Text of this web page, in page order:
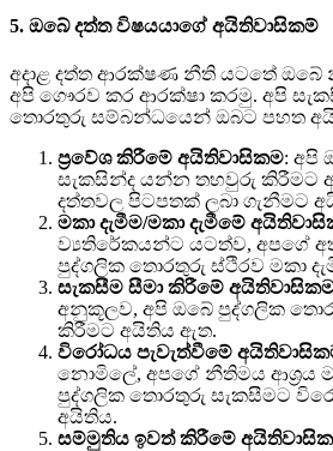
5. ඔබේ දත්ත විෂයයාගේ අයිතිවාසිකම්
අදාළ දත්ත ආරක්ෂණ නීති යටතේ ඔබේ
අපි ගෞරව කර ආරක්ෂා කරමු. අපි
තොරතුරු සම්බන්ධයෙන් ඔබට පහත
ප්‍රවේශ කිරීමේ අයිතිවාසිකම: අපි
සැකසින්ද යන්න තහවුරු කිරීමට
දත්තවල පිටපතක් ලබා ගැනීමට
මකා දැමීම/මකා දැමීමේ
ව්‍යතිරේකයන්ට යටත්ව, අපගේ
පුද්ගලික තොරතුරු ස්ථිරව මකා
සැකසීම සීමා කිරීමේ
අනුකූලව, අපි ඔබේ පුද්ගලික
කිරීමට අයිතිය ඇත.
විරෝධය පැවැත්වීමේ
නොමිලේ, අපගේ නීතිමය ආශ්‍රය
පුද්ගලික තොරතුරු සැකසීමට
අයිතිය.
සම්මුතිය ඉවත් කිරීමේ